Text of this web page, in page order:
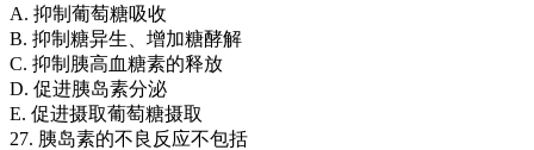
A. 抑制葡萄糖吸收
B. 抑制糖异生、增加糖酵解
C. 抑制胰高血糖素的释放
D. 促进胰岛素分泌
E. 促进摄取葡萄糖摄取
27. 胰岛素的不良反应不包括